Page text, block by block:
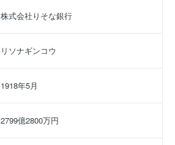
株式会社りそな銀行
リソナギンコウ
1918年5月
2799億2800万円